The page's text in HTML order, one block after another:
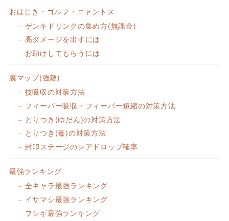
おはじき・ゴルフ・ニャントス
ゲンキドリンクの集め方(無課金)
高ダメージを出すには
お助けしてもらうには
裏マップ(強敵)
技吸収の対策方法
フィーバー吸収・フィーバー短縮の対策方法
とりつき(ゆだん)の対策方法
とりつき(毒)の対策方法
封印ステージのレアドロップ確率
最強ランキング
全キャラ最強ランキング
イサマシ最強ランキング
フシギ最強ランキング